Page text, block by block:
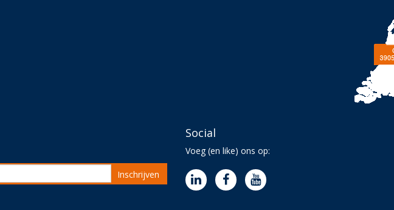
Inschrijven
Social
Voeg (en like) ons op: